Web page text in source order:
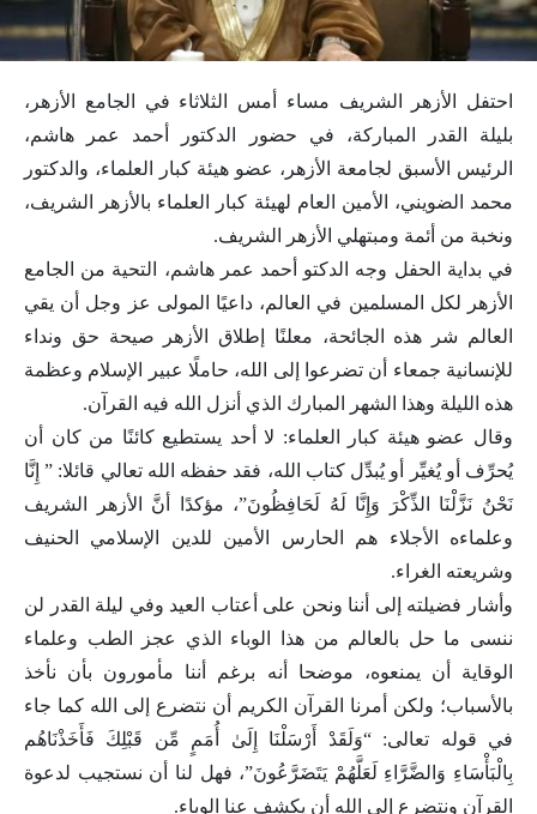
احتفل الأزهر الشريف مساء أمس الثلاثاء في الجامع الأزهر،
بليلة القدر المباركة، في حضور الدكتور أحمد عمر هاشم،
الرئيس الأسبق لجامعة الأزهر، عضو هيئة كبار العلماء، والدكتور
محمد الضويني، الأمين العام لهيئة كبار العلماء بالأزهر الشريف،
ونخبة من أئمة ومبتهلي الأزهر الشريف.
في بداية الحفل وجه الدكتو أحمد عمر هاشم، التحية من الجامع
الأزهر لكل المسلمين في العالم، داعيًا المولى عز وجل أن يقي
العالم شر هذه الجائحة، معلنًا إطلاق الأزهر صيحة حق ونداء
للإنسانية جمعاء أن تضرعوا إلى الله، حاملًا عبير الإسلام وعظمة
هذه الليلة وهذا الشهر المبارك الذي أنزل الله فيه القرآن.
وقال عضو هيئة كبار العلماء: لا أحد يستطيع كائنًا من كان أن
يُحرِّف أو يُغيِّر أو يُبدِّل كتاب الله، فقد حفظه الله تعالي قائلا: ” إِنَّا
نَحْنُ نَزَّلْنَا الذِّكْرَ وَإِنَّا لَهُ لَحَافِظُونَ”، مؤكدًا أنَّ الأزهر الشريف
وعلماءه الأجلاء هم الحارس الأمين للدين الإسلامي الحنيف
وشريعته الغراء.
وأشار فضيلته إلى أننا ونحن على أعتاب العيد وفي ليلة القدر لن
ننسى ما حل بالعالم من هذا الوباء الذي عجز الطب وعلماء
الوقاية أن يمنعوه، موضحا أنه برغم أننا مأمورون بأن نأخذ
بالأسباب؛ ولكن أمرنا القرآن الكريم أن نتضرع إلى الله كما جاء
في قوله تعالى: “وَلَقَدْ أَرْسَلْنَا إِلَىٰ أُمَمٍ مِّن قَبْلِكَ فَأَخَذْنَاهُم
بِالْبَأْسَاءِ وَالضَّرَّاءِ لَعَلَّهُمْ يَتَضَرَّعُونَ”، فهل لنا أن نستجيب لدعوة
القرآن ونتضرع إلى الله أن يكشف عنا الوباء.